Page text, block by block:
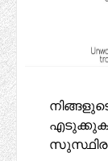
എടുക്കുക.